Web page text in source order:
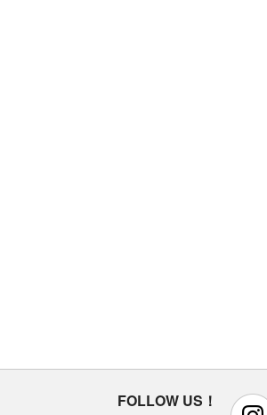
FOLLOW US！